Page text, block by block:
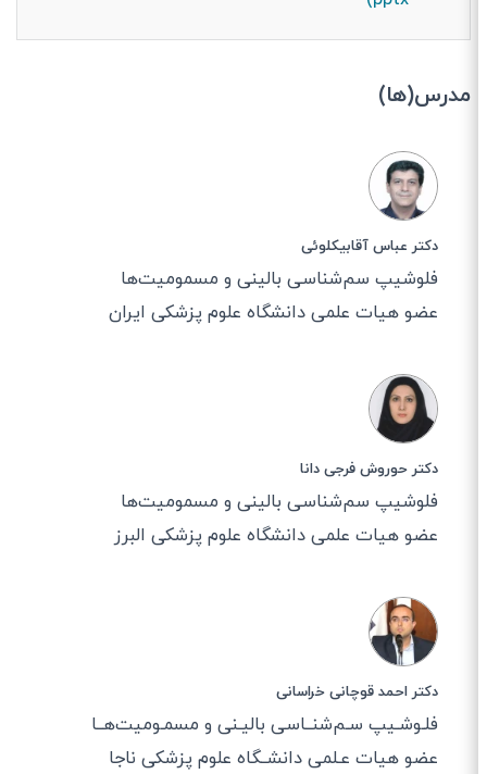
مدرس(ها)
دکتر عباس آقابیکلوئی
فلوشیپ سم‌شناسی بالینی و مسمومیت‌ها
عضو هیات علمی دانشگاه علوم پزشکی ایران
دکتر حوروش فرجی دانا
فلوشیپ سم‌شناسی بالینی و مسمومیت‌ها
عضو هیات علمی دانشگاه علوم پزشکی البرز
دکتر احمد قوچانی خراسانی
فلـوشـیپ سـم‌شنــاسی بالیـنی و مسمـومیت‌هــا
عضو هیات عـلمی دانشــگاه علوم پزشکی ناجا